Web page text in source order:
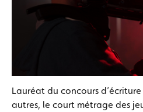
Lauréat du concours
autres, le court métrage des